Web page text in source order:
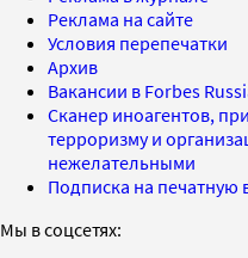
Реклама на сайте
Условия перепечатки
Архив
Вакансии в Forbes
Сканер иноагентов,
терроризму и
нежелательными
Подписка на печатную
Мы в соцсетях: